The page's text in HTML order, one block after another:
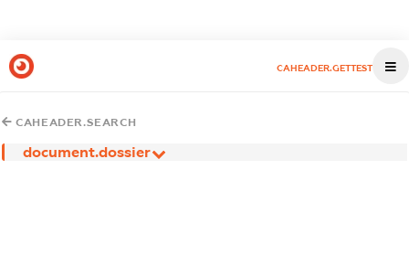
CAHEADER.GETTEST
CAHEADER.SEARCH
document.dossier